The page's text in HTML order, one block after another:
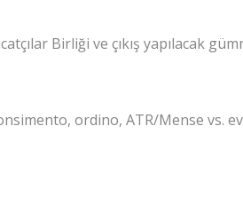
Birliği ve çıkış yapılacak
ordino, ATR/Mense vs.